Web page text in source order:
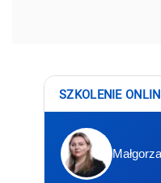
SZKOLENIE